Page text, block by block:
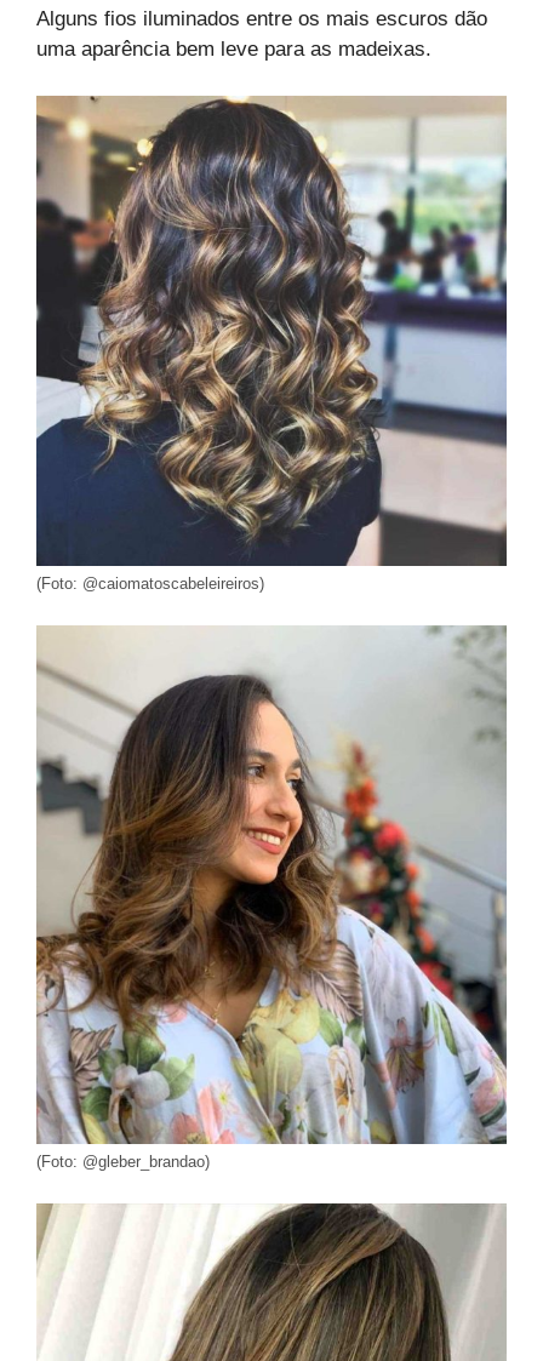
Alguns fios iluminados entre os mais escuros dão
uma aparência bem leve para as madeixas.
(Foto: @caiomatoscabeleireiros)
(Foto: @gleber_brandao)